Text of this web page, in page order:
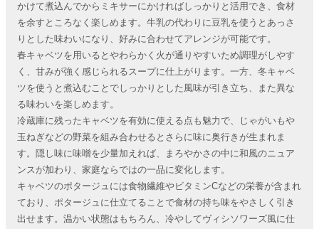
かけて煮込んでからミキサーにかければしっかりと活用でき、食材
を余すところなく楽しめます。牛乳の代わりに豆乳を使うとあっさ
りとした味わいになり、好みに合わせてアレンジが可能です。
春キャベツを用いるとやわらかく火が通りやすいため調理がしやす
く、甘みが強く感じられるスープに仕上がります。一方、冬キャベ
ツを使うと煮込むことでしっかりとした風味が引き立ち、また異な
る味わいを楽しめます。
冷蔵庫に残ったキャベツを有効に使える点も魅力で、じゃがいもや
玉ねぎなどの野菜を組み合わせるとさらに味に奥行きが生まれま
す。隠し味に味噌を少量加えれば、まろやかさの中に和風のニュア
ンスが加わり、家庭ならではの一品に変化します。
キャベツのポタージュには食物繊維やビタミンCなどの栄養が含まれ
ており、ポタージュに仕立てることで食材の持ち味をやさしく引き
出せます。温かい状態はもちろん、冷やしてヴィシソワーズ風に仕